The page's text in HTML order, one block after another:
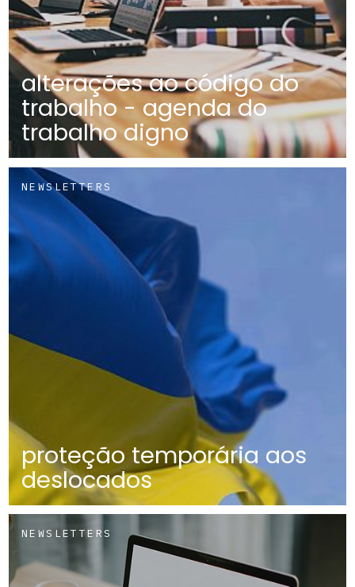
alterações ao código do
trabalho - agenda do
trabalho digno
NEWSLETTERS
proteção temporária aos
deslocados
NEWSLETTERS